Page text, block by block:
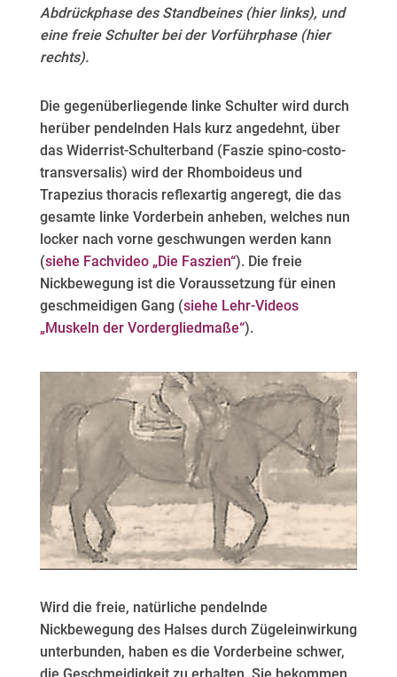
Abdrückphase des Standbeines (hier links), und
eine freie Schulter bei der Vorführphase (hier
rechts).
Die gegenüberliegende linke Schulter wird durch
herüber pendelnden Hals kurz angedehnt, über
das Widerrist-Schulterband (Faszie spino-costo-
transversalis) wird der Rhomboideus und
Trapezius thoracis reflexartig angeregt, die das
gesamte linke Vorderbein anheben, welches nun
locker nach vorne geschwungen werden kann
(siehe Fachvideo „Die Faszien“). Die freie
Nickbewegung ist die Voraussetzung für einen
geschmeidigen Gang (siehe Lehr-Videos
„Muskeln der Vordergliedmaße“).
Wird die freie, natürliche pendelnde
Nickbewegung des Halses durch Zügeleinwirkung
unterbunden, haben es die Vorderbeine schwer,